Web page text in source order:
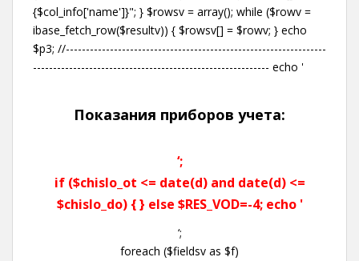
{$col_info['name']}"; } $rowsv = array(); while ($rowv =
ibase_fetch_row($resultv)) { $rowsv[] = $rowv; } echo
$p3; //-----------------------------------------------------------------
----------------------------------------------------------- echo '
Показания приборов учета:
‘;
if ($chislo_ot <= date(d) and date(d) <=
$chislo_do) { } else $RES_VOD=-4; echo '
‘;
foreach ($fieldsv as $f)